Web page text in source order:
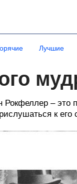
Лучшие
– это
к его